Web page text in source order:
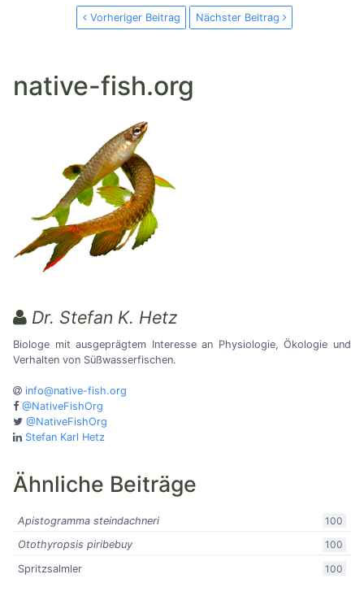
Vorheriger Beitrag Nächster Beitrag
native-fish.org
Dr. Stefan K. Hetz
Biologe mit ausgeprägtem Interesse an Physiologie, Ökologie und
Verhalten von Süßwasserfischen.
info@native-fish.org
@NativeFishOrg
@NativeFishOrg
Stefan Karl Hetz
Ähnliche Beiträge
100
Apistogramma steindachneri
100
Otothyropsis piribebuy
100
Spritzsalmler